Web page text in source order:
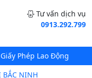
Tư vấn dịch vụ
0913.292.799
Giấy Phép Lao Động
BẮC NINH